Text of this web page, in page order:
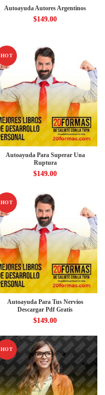
Autoayuda Autores Argentinos
$149.00
HOT
Autoayuda Para Superar Una
Ruptura
$149.00
HOT
Autoayuda Para Tus Nervios
Descargar Pdf Gratis
$149.00
HOT